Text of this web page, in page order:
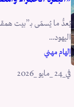
يُعدُّ ما يُسمّى بـ”بيت
اليهود...
إلهام مهني
في_24 _مايو _2026